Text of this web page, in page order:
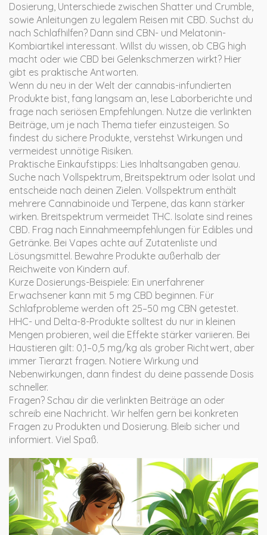
Dosierung, Unterschiede zwischen Shatter und Crumble,
sowie Anleitungen zu legalem Reisen mit CBD. Suchst du
nach Schlafhilfen? Dann sind CBN- und Melatonin-
Kombiartikel interessant. Willst du wissen, ob CBG high
macht oder wie CBD bei Gelenkschmerzen wirkt? Hier
gibt es praktische Antworten.
Wenn du neu in der Welt der cannabis-infundierten
Produkte bist, fang langsam an, lese Laborberichte und
frage nach seriösen Empfehlungen. Nutze die verlinkten
Beiträge, um je nach Thema tiefer einzusteigen. So
findest du sichere Produkte, verstehst Wirkungen und
vermeidest unnötige Risiken.
Praktische Einkaufstipps: Lies Inhaltsangaben genau.
Suche nach Vollspektrum, Breitspektrum oder Isolat und
entscheide nach deinen Zielen. Vollspektrum enthält
mehrere Cannabinoide und Terpene, das kann stärker
wirken. Breitspektrum vermeidet THC. Isolate sind reines
CBD. Frag nach Einnahmeempfehlungen für Edibles und
Getränke. Bei Vapes achte auf Zutatenliste und
Lösungsmittel. Bewahre Produkte außerhalb der
Reichweite von Kindern auf.
Kurze Dosierungs-Beispiele: Ein unerfahrener
Erwachsener kann mit 5 mg CBD beginnen. Für
Schlafprobleme werden oft 25–50 mg CBN getestet.
HHC- und Delta-8-Produkte solltest du nur in kleinen
Mengen probieren, weil die Effekte stärker variieren. Bei
Haustieren gilt: 0,1–0,5 mg/kg als grober Richtwert, aber
immer Tierarzt fragen. Notiere Wirkung und
Nebenwirkungen, dann findest du deine passende Dosis
schneller.
Fragen? Schau dir die verlinkten Beiträge an oder
schreib eine Nachricht. Wir helfen gern bei konkreten
Fragen zu Produkten und Dosierung. Bleib sicher und
informiert. Viel Spaß.